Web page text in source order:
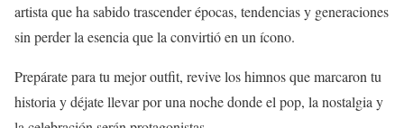
artista que ha sabido trascender épocas, tendencias y generaciones
sin perder la esencia que la convirtió en un ícono.
Prepárate para tu mejor outfit, revive los himnos que marcaron tu
historia y déjate llevar por una noche donde el pop, la nostalgia y